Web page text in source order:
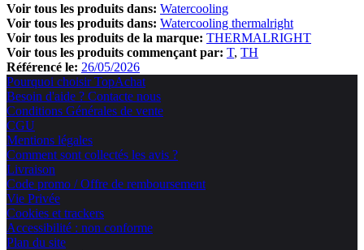
Voir tous les produits dans: Watercooling
Voir tous les produits dans: Watercooling thermalright
Voir tous les produits de la marque: THERMALRIGHT
Voir tous les produits commençant par: T TH
Référencé le: 26/05/2026
Pourquoi choisir TopAchat
Besoin d'aide ? Contacte nous
Conditions Générales de vente
CGU
Mentions légales
Comment sont collectés les avis ?
Livraison
Code promo / Offre de remboursement
Vie Privée
Cookies et trackers
Accessibilité : non conforme
Plan du site